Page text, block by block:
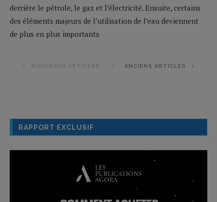
derrière le pétrole, le gaz et l’électricité. Ensuite, certains
des éléments majeurs de l’utilisation de l’eau deviennent
de plus en plus importants
NOUVEAUX ARTICLES ANCIENS ARTICLES
RAPPORT EXCLUSIF